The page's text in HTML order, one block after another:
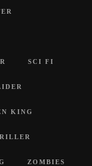
SCI FI
KING
ZOMBIES